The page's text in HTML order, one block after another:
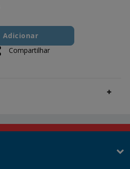
Adicionar
Compartilhar